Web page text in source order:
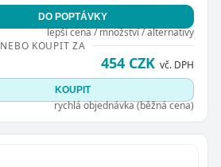
DO POPTÁVKY
lepší cena / množství / alternativy
NEBO KOUPIT ZA
454 CZK vč. DPH
KOUPIT
rychlá objednávka (běžná cena)